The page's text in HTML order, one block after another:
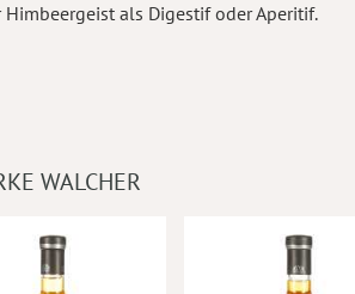
als Digestif oder Aperitif.
WALCHER